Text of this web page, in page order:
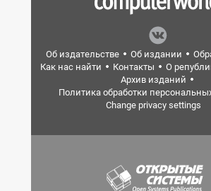
Об издательстве Об издании
Как нас найти
Контакты О
Архив изданий
Политика обработки
Change privacy settings